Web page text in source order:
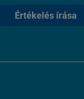
Értékelés írása